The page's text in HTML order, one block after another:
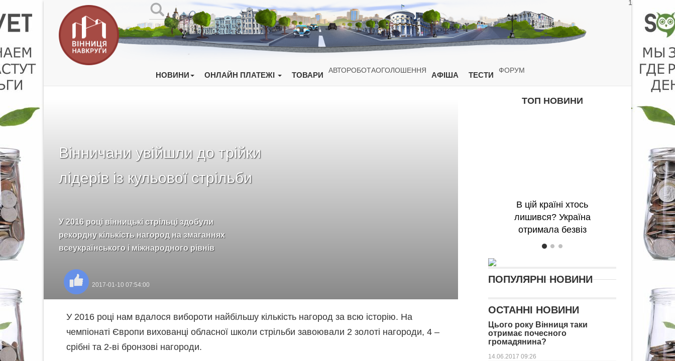
1
НОВИНИ ОНЛАЙН ПЛАТЕЖІ ТОВАРИ
АВТОРОБОТАОГОЛОШЕННЯ
АФІША ТЕСТИ
ФОРУМ
Вінничани увійшли до трійки
лідерів із кульової стрільби
У 2016 році вінницькі стрільці здобули
рекордну кількість нагород на змаганнях
всеукраїнського і міжнародного рівнів
2017-01-10 07:54:00
У 2016 році нам вдалося вибороти найбільшу кількість нагород за всю історію. На
чемпіонаті Європи вихованці обласної школи стрільби завоювали 2 золоті нагороди, 4 –
срібні та 2-ві бронзові нагороди.
ТОП НОВИНИ
В цій країні хтось
лишився? Україна
отримала безвіз
ПОПУЛЯРНІ НОВИНИ
ОСТАННІ НОВИНИ
Цього року Вінниця таки
отримає почесного
громадянина?
14.06.2017 09:26